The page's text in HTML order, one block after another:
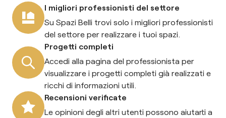
I migliori professionisti del settore
Su Spazi Belli trovi solo i migliori professionisti
del settore per realizzare i tuoi spazi.
Progetti completi
Accedi alla pagina del professionista per
visualizzare i progetti completi già realizzati e
ricchi di informazioni utili.
Recensioni verificate
Le opinioni degli altri utenti possono aiutarti a